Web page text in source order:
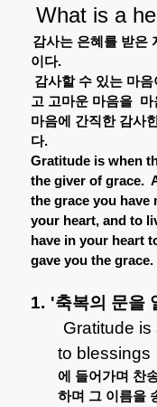
What is a
감사는 은혜를 받은
이다.
감사할 수 있는 마음
고 고마운 마음을 마
마음에
간직한 감사
다.
Gratitude is when
the giver of grace.
the grace you have
your heart, and to
have in your heart
gave you the grace.
1. '축복의 문을
Gratitude
to blessings
에
들어가며 찬
하며 그 이름을